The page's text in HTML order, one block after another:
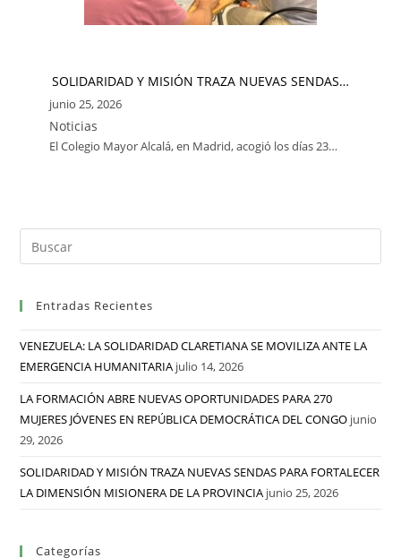
SOLIDARIDAD Y MISIÓN TRAZA NUEVAS SENDAS…
junio 25, 2026
Noticias
El Colegio Mayor Alcalá, en Madrid, acogió los días 23…
Entradas Recientes
VENEZUELA: LA SOLIDARIDAD CLARETIANA SE MOVILIZA ANTE LA
EMERGENCIA HUMANITARIA julio 14, 2026
LA FORMACIÓN ABRE NUEVAS OPORTUNIDADES PARA 270
MUJERES JÓVENES EN REPÚBLICA DEMOCRÁTICA DEL CONGO junio
29, 2026
SOLIDARIDAD Y MISIÓN TRAZA NUEVAS SENDAS PARA FORTALECER
LA DIMENSIÓN MISIONERA DE LA PROVINCIA junio 25, 2026
Categorías